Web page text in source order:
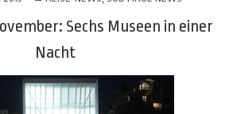
Sechs Museen in einer
Nacht